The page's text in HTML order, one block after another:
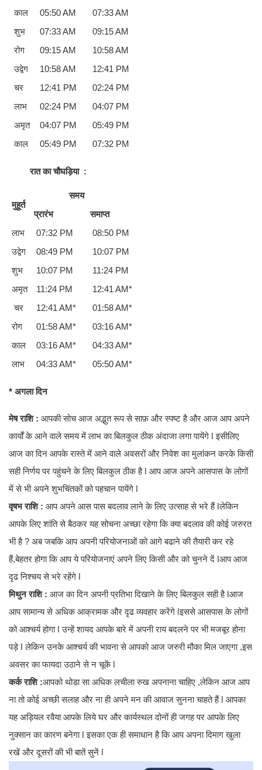
काल
05:50 AM
07:33 AM
शुभ
07:33 AM
09:15 AM
रोग
09:15 AM
10:58 AM
उद्वेग
10:58 AM
12:41 PM
चर
12:41 PM
02:24 PM
लाभ
02:24 PM
04:07 PM
अमृत
04:07 PM
05:49 PM
काल
05:49 PM 07:32 PM
रात का चौघड़िया :
मुहूर्त
समय
प्रारंभ
समाप्त
लाभ
07:32 PM
08:50 PM
उद्वेग
08:49 PM
10:07 PM
शुभ
10:07 PM
11:24 PM
अमृत
11:24 PM
12:41 AM*
चर
12:41 AM*
01:58 AM*
रोग
01:58 AM*
03:16 AM*
काल
03:16 AM*
04:33 AM*
लाभ
04:33 AM* 05:50 AM*
* अगला दिन
मेष राशि : आपकी सोच आज अद्भुत रूप से साफ़ और स्पष्ट है और आज आप अपने
कार्यों के आने वाले समय में लाभ का बिलकुल ठीक अंदाजा लगा पायेंगे ǀ इसीलिए
आज का दिन आपके रास्ते में आने वाले अवसरों और निवेश का मुलांकन करके किसी
सही निर्णय पर पहुंचने के लिए बिलकुल ठीक है ǀ आप आज अपने आसपास के लोगों
में से भी अपने शुभचिंतकों को पहचान पायेंगे ǀ
वृषभ राशि : आप अपने आस पास बदलाव लाने के लिए उत्साह से भरे हैं ǀलेकिन
आपके लिए शांति से बैठकर यह सोचना अच्छा रहेगा कि क्या बदलाव की कोई जरुरत
भी है ? अब जबकि आप अपनी परियोजनाओं को आगे बढाने की तैयारी कर रहे
हैं,बेहतर होगा कि आप ये परियोजनाएं अपने लिए किसी और को चुनने दें ǀआप आज
दृढ निश्चय से भरे रहेंगे ǀ
मिथुन राशि : आज का दिन अपनी प्रतिभा दिखाने के लिए बिलकुल सही है ǀआज
आप सामान्य से अधिक आक्रामक और दृढ व्यवहार करेंगे ǀइससे आसपास के लोगों
को आश्चर्य होगा ǀ उन्हें शायद आपके बारे में अपनी राय बदलने पर भी मजबूर होना
पड़े ǀ लेकिन उनके आश्चर्य की भावना से आपको आज जरुरी मौका मिल जाएगा ,इस
अवसर का फायदा उठाने से न चूकें ǀ
कर्क राशि :आपको थोडा सा अधिक लचीला रुख अपनाना चाहिए ,लेकिन आज आप
ना तो कोई अच्छी सलाह और ना ही अपने मन की आवाज सुनना चाहते हैं ǀ आपका
यह अड़ियल रवैया आपके लिये घर और कार्यस्थल दोनों ही जगह पर आपके लिए
नुक्सान का कारण बनेगा ǀ इसका एक ही समाधान है कि आप अपना दिमाग खुला
रखें और दूसरों की भी बातें सुनें ǀ